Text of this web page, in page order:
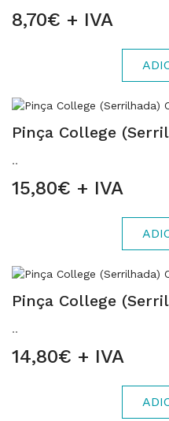
8,70€ + IVA
Pinça College
..
15,80€ + IVA
Pinça College
..
14,80€ + IVA